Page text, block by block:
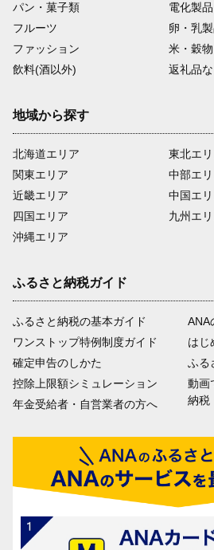
パン・菓子類
電化製品
フルーツ
卵・乳
ファッション
米・穀物
飲料(酒以外)
返礼品な
地域から探す
北海道エリア
関東エリア
近畿エリア
四国エリア
沖縄エリア
東北エ
中部エ
中国エ
九州エ
ふるさと納税ガイド
ふるさと納税の基本ガイド
ワンストップ特例制度ガイド
確定申告のしかた
控除上限額シミュレーション
年金受給者・自営業者の方へ
ANA
はじ
ふる
動画
納税